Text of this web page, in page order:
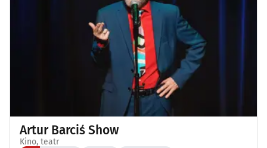
Artur Barciś Show
Kino, teatr